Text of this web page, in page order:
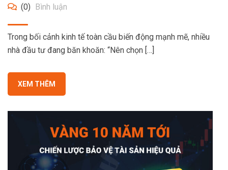
(0) Bình luận
Trong bối cảnh kinh tế toàn cầu biến động mạnh mẽ, nhiều
nhà đầu tư đang băn khoăn: “Nên chọn […]
XEM THÊM